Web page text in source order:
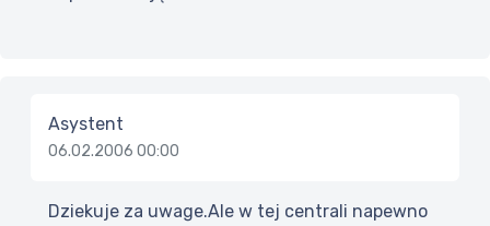
Asystent
06.02.2006 00:00
Dziekuje za uwage.Ale w tej centrali napewno